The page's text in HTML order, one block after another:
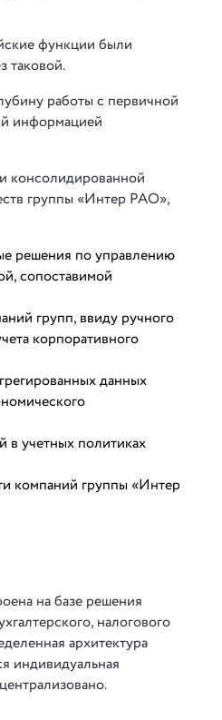
функции были
таковой.
работы с первичной
информацией
консолидированной
группы «Интер РАО»,
решения по управлению
сопоставимой
групп, ввиду ручного
корпоративного
данных
в учетных политиках
компаний группы «Интер
на базе решения
налогового
архитектура
индивидуальная